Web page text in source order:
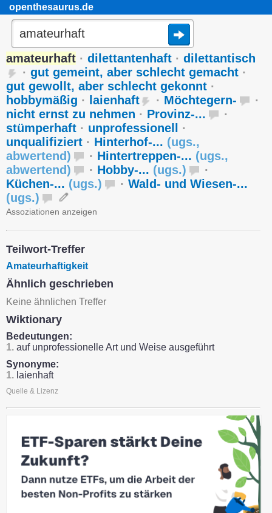
openthesaurus.de
amateurhaft · dilettantenhaft · dilettantisch
· gut gemeint, aber schlecht gemacht ·
gut gewollt, aber schlecht gekonnt ·
hobbymäßig · laienhaft · Möchtegern-
·
nicht ernst zu nehmen · Provinz-...
·
stümperhaft · unprofessionell
·
unqualifiziert · Hinterhof-... (ugs.,
abwertend) · Hintertreppen-... (ugs.,
abwertend) · Hobby-... (ugs.)
·
Küchen-... (ugs.) · Wald- und Wiesen-...
(ugs.)
Assoziationen anzeigen
Teilwort-Treffer
Amateurhaftigkeit
Ähnlich geschrieben
Keine ähnlichen Treffer
Wiktionary
Bedeutungen:
1. auf unprofessionelle Art und Weise ausgeführt
Synonyme:
1. laienhaft
Quelle & Lizenz